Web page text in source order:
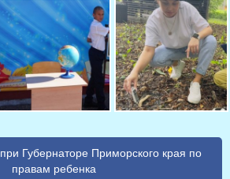
Губернаторе Приморского края по
правам ребенка